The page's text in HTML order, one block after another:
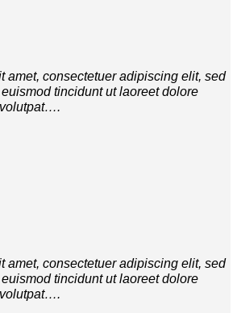
amet, consectetuer adipiscing elit, sed
tincidunt ut laoreet dolore
amet, consectetuer adipiscing elit, sed
tincidunt ut laoreet dolore